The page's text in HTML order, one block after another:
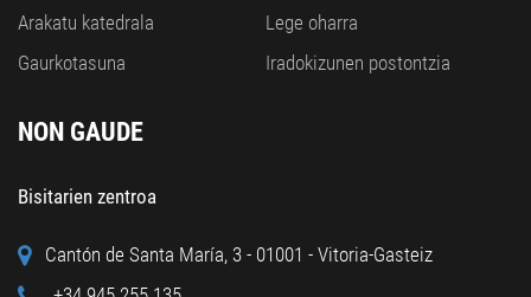
Arakatu katedrala
Gaurkotasuna
Lege oharra
Iradokizunen postontzia
NON GAUDE
Bisitarien zentroa
Cantón de Santa María, 3 - 01001 - Vitoria-Gasteiz